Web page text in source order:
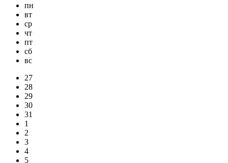
пн
вт
ср
чт
пт
сб
вс
27
28
29
30
31
1
2
3
4
5